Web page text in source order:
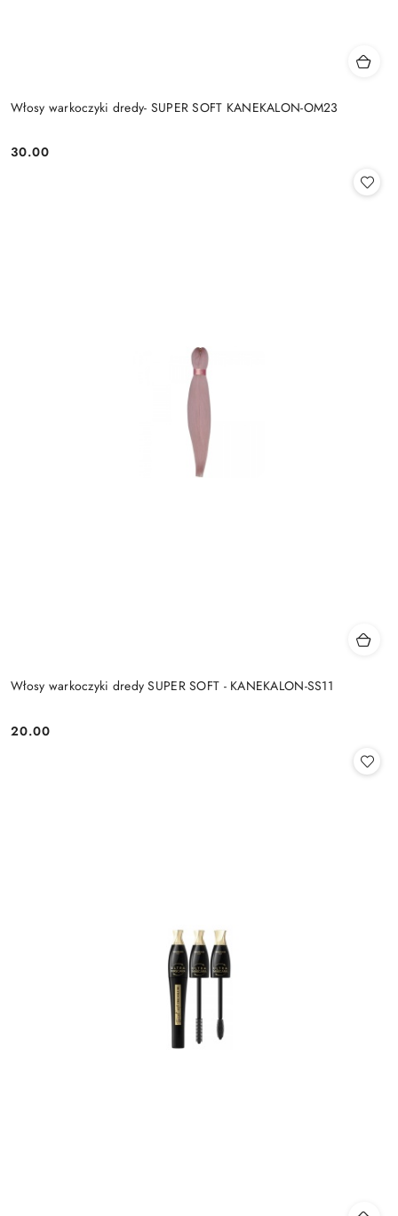
Włosy warkoczyki dredy- SUPER SOFT KANEKALON-OM23
Cena:
30.00
Włosy warkoczyki dredy SUPER SOFT - KANEKALON-SS11
Cena:
20.00